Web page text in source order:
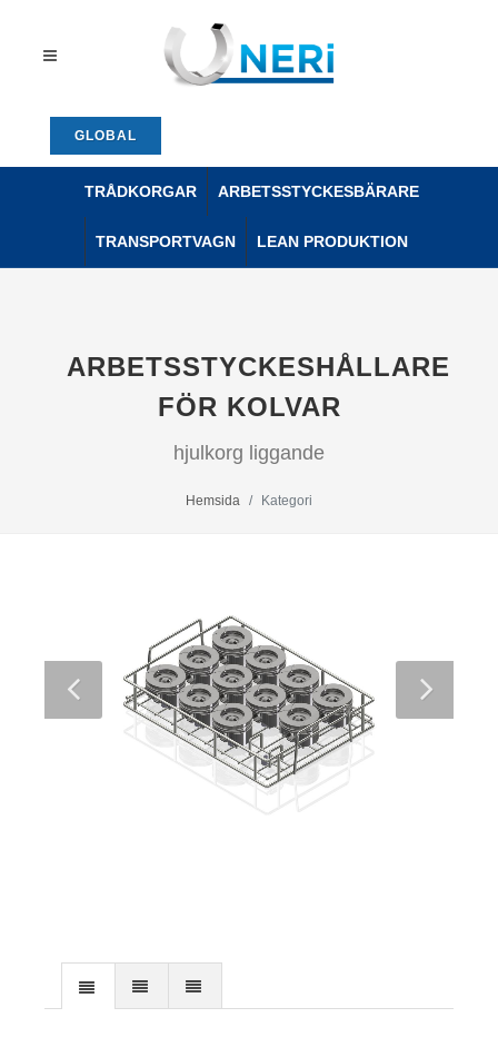
GLOBAL
TRÅDKORGAR ARBETSSTYCKESBÄRARE
TRANSPORTVAGN LEAN PRODUKTION
ARBETSSTYCKESHÅLLARE
FÖR KOLVAR
hjulkorg liggande
Hemsida Kategori